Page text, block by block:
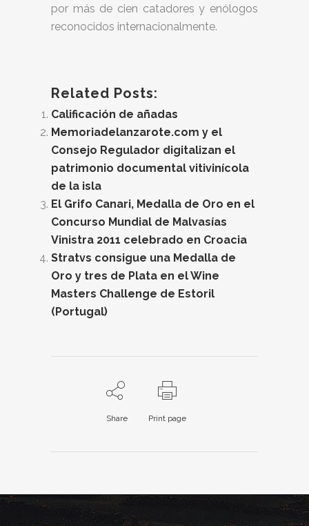
por más de cien catadores y enólogos
reconocidos internacionalmente.
Related Posts:
Calificación de añadas
Memoriadelanzarote.com y el
Consejo Regulador digitalizan el
patrimonio documental vitivinícola
de la isla
El Grifo Canari, Medalla de Oro en el
Concurso Mundial de Malvasías
Vinistra 2011 celebrado en Croacia
Stratvs consigue una Medalla de
Oro y tres de Plata en el Wine
Masters Challenge de Estoril
(Portugal)
Share Print page